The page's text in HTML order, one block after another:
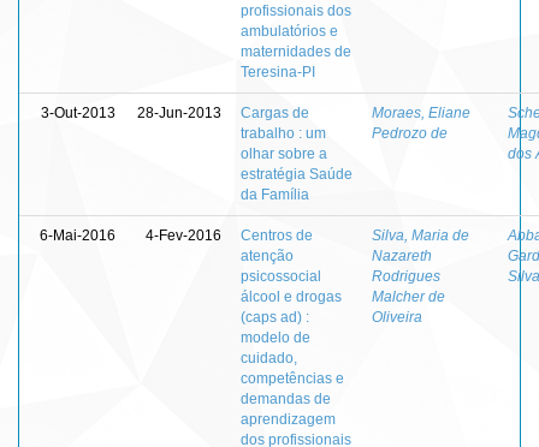
profissionais dos
ambulatórios e
maternidades de
Teresina-PI
3-Out-2013 28-Jun-2013
Cargas de
trabalho : um
olhar sobre a
estratégia Saúde
da Família
Moraes, Eliane
Pedrozo de
dos
6-Mai-2016 4-Fev-2016
Centros de
atenção
psicossocial
álcool e drogas
(caps ad) :
modelo de
cuidado,
competências e
demandas de
aprendizagem
dos profissionais
Silva, Maria de
Nazareth
Rodrigues
Malcher de
Oliveira
Silva